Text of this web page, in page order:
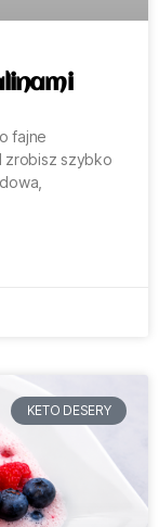
fajne
zrobisz szybko
KETO DESERY